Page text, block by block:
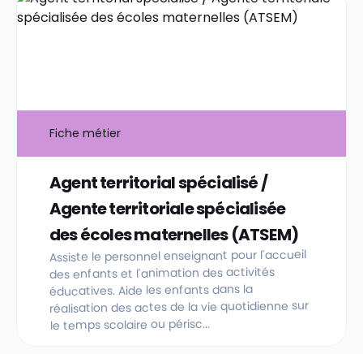
Fiche métier
Agent territorial spécialisé /
Agente territoriale spécialisée
des écoles maternelles (ATSEM)
Assiste le personnel enseignant pour l'accueil
des enfants et l'animation des activités
éducatives. Aide les enfants dans la
réalisation des actes de la vie quotidienne sur
le temps scolaire ou périsc...